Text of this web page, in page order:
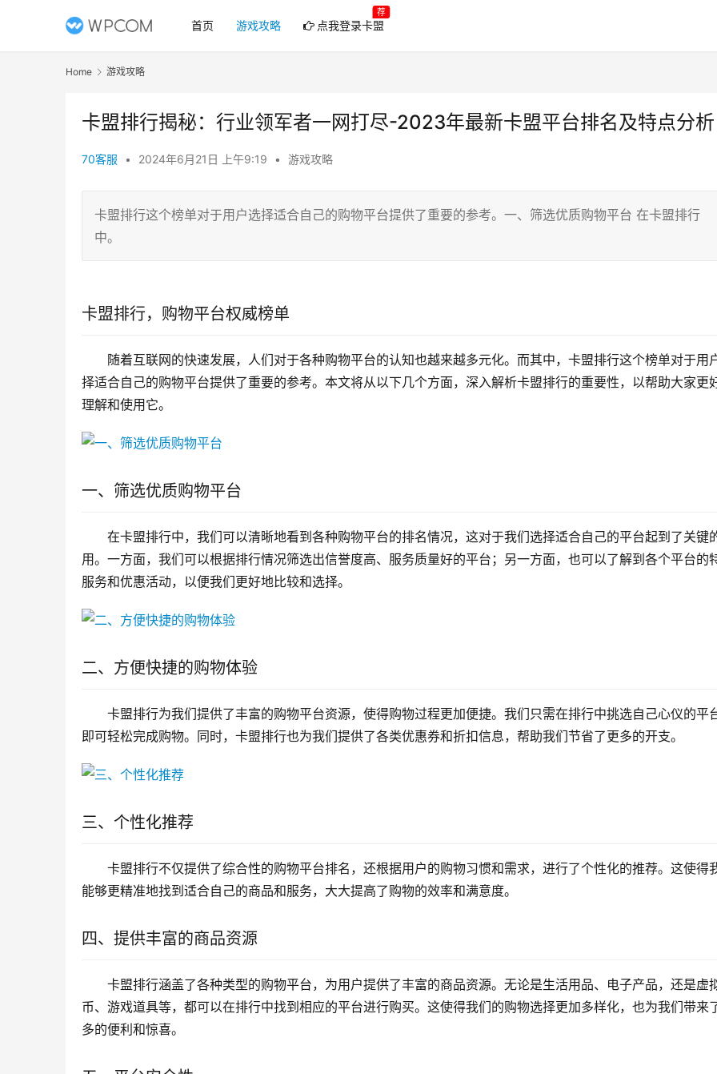
首页 游戏攻略 点我登录卡盟
荐
Home 游戏攻略
卡盟排行揭秘：行业领军者一网打尽-2023年最新卡盟平台排名及特点分析
70客服 • 2024年6月21日 上午9:19 • 游戏攻略
卡盟排行这个榜单对于用户选择适合自己的购物平台提供了重要的参考。一、筛选优质购物平台 在卡盟排行
中。
卡盟排行，购物平台权威榜单
随着互联网的快速发展，人们对于各种购物平台的认知也越来越多元化。而其中，卡盟排行这个榜单对于用
择适合自己的购物平台提供了重要的参考。本文将从以下几个方面，深入解析卡盟排行的重要性，以帮助大家更
理解和使用它。
一、筛选优质购物平台
在卡盟排行中，我们可以清晰地看到各种购物平台的排名情况，这对于我们选择适合自己的平台起到了关键
用。一方面，我们可以根据排行情况筛选出信誉度高、服务质量好的平台；另一方面，也可以了解到各个平台的
服务和优惠活动，以便我们更好地比较和选择。
二、方便快捷的购物体验
卡盟排行为我们提供了丰富的购物平台资源，使得购物过程更加便捷。我们只需在排行中挑选自己心仪的平台
即可轻松完成购物。同时，卡盟排行也为我们提供了各类优惠券和折扣信息，帮助我们节省了更多的开支。
三、个性化推荐
卡盟排行不仅提供了综合性的购物平台排名，还根据用户的购物习惯和需求，进行了个性化的推荐。这使得
能够更精准地找到适合自己的商品和服务，大大提高了购物的效率和满意度。
四、提供丰富的商品资源
卡盟排行涵盖了各种类型的购物平台，为用户提供了丰富的商品资源。无论是生活用品、电子产品，还是虚
币、游戏道具等，都可以在排行中找到相应的平台进行购买。这使得我们的购物选择更加多样化，也为我们带来
多的便利和惊喜。